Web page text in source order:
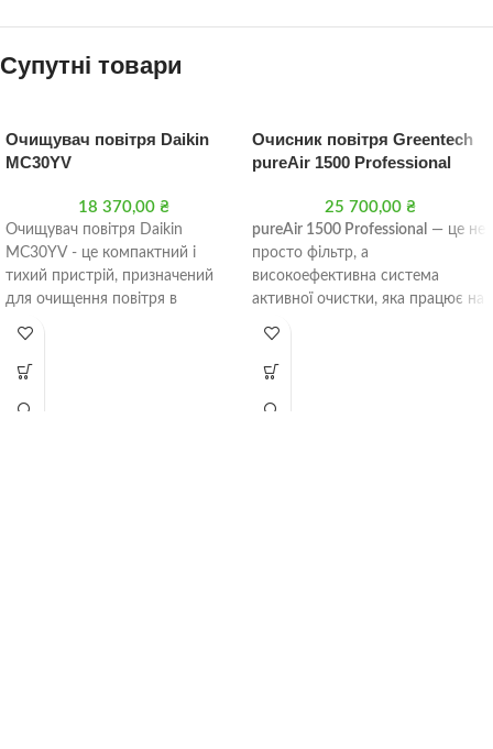
Супутні товари
Очищувач повітря Daikin
MC30YV
18 370,00 ₴
Очищувач повітря Daikin
MC30YV - це компактний і
тихий пристрій, призначений
для очищення повітря в
двоступеневою системою
видаляє з повітря пил, алергени,
Очисник повітря Greentech
pureAir 1500 Professional
25 700,00 ₴
pureAir 1500 Professional — це не
просто фільтр, а
високоефективна система
активної очистки, яка працює на
потрапить усередину, pureAir
забруднювачі безпосередньо в